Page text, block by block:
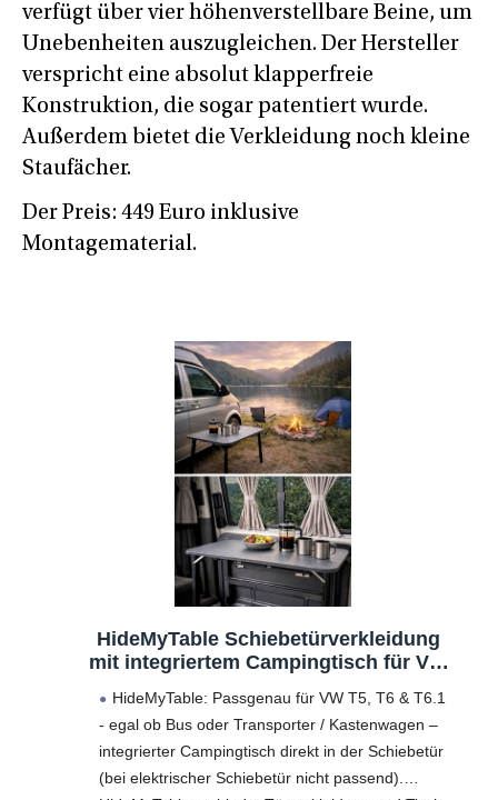
verfügt über vier höhenverstellbare Beine, um
Unebenheiten auszugleichen. Der Hersteller
verspricht eine absolut klapperfreie
Konstruktion, die sogar patentiert wurde.
Außerdem bietet die Verkleidung noch kleine
Staufächer.
Der Preis: 449 Euro inklusive
Montagematerial.
HideMyTable Schiebetürverkleidung
mit integriertem Campingtisch für VW
Innenausbau Lösung – robuster,
wetterfester VW Bus Tisch
(Indoor/Outdoor) – Montage ohne
Bohren
HideMyTable: Passgenau für VW T5, T6 & T6.1
- egal ob Bus oder Transporter / Kastenwagen –
integrierter Campingtisch direkt in der Schiebetür
(bei elektrischer Schiebetür nicht passend).